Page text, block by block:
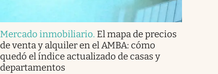
Mercado inmobiliario. El mapa de precios
de venta y alquiler en el AMBA: cómo
quedó el índice actualizado de casas y
departamentos